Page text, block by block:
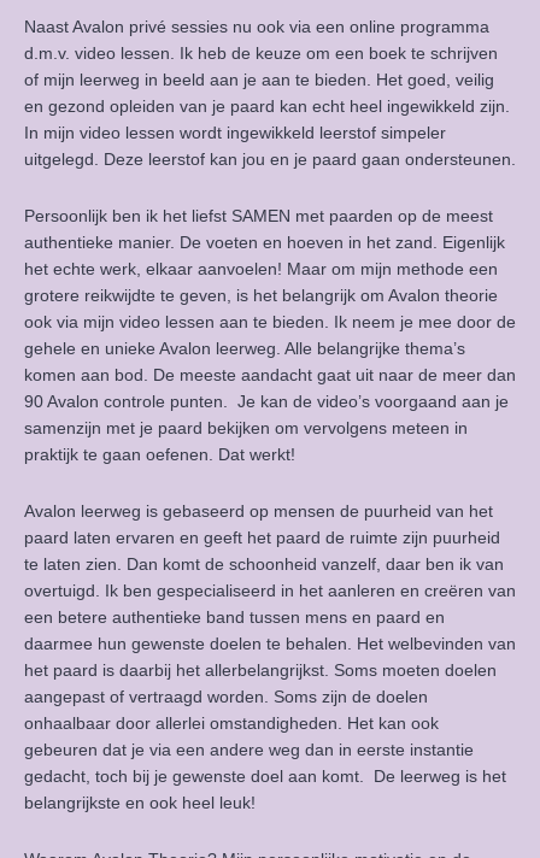
Naast Avalon privé sessies nu ook via een online programma
d.m.v. video lessen. Ik heb de keuze om een boek te schrijven
of mijn leerweg in beeld aan je aan te bieden. Het goed, veilig
en gezond opleiden van je paard kan echt heel ingewikkeld zijn.
In mijn video lessen wordt ingewikkeld leerstof simpeler
uitgelegd. Deze leerstof kan jou en je paard gaan ondersteunen.
Persoonlijk ben ik het liefst SAMEN met paarden op de meest
authentieke manier. De voeten en hoeven in het zand. Eigenlijk
het echte werk, elkaar aanvoelen! Maar om mijn methode een
grotere reikwijdte te geven, is het belangrijk om Avalon theorie
ook via mijn video lessen aan te bieden. Ik neem je mee door de
gehele en unieke Avalon leerweg. Alle belangrijke thema’s
komen aan bod. De meeste aandacht gaat uit naar de meer dan
90 Avalon controle punten. Je kan de video’s voorgaand aan je
samenzijn met je paard bekijken om vervolgens meteen in
praktijk te gaan oefenen. Dat werkt!
Avalon leerweg is gebaseerd op mensen de puurheid van het
paard laten ervaren en geeft het paard de ruimte zijn puurheid
te laten zien. Dan komt de schoonheid vanzelf, daar ben ik van
overtuigd. Ik ben gespecialiseerd in het aanleren en creëren van
een betere authentieke band tussen mens en paard en
daarmee hun gewenste doelen te behalen. Het welbevinden van
het paard is daarbij het allerbelangrijkst. Soms moeten doelen
aangepast of vertraagd worden. Soms zijn de doelen
onhaalbaar door allerlei omstandigheden. Het kan ook
gebeuren dat je via een andere weg dan in eerste instantie
gedacht, toch bij je gewenste doel aan komt. De leerweg is het
belangrijkste en ook heel leuk!